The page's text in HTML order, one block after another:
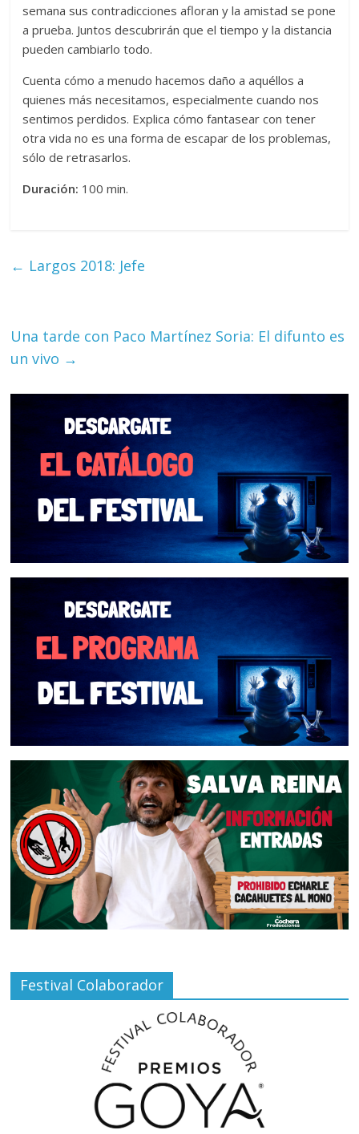
semana sus contradicciones afloran y la amistad se pone
a prueba. Juntos descubrirán que el tiempo y la distancia
pueden cambiarlo todo.
Cuenta cómo a menudo hacemos daño a aquéllos a
quienes más necesitamos, especialmente cuando nos
sentimos perdidos. Explica cómo fantasear con tener
otra vida no es una forma de escapar de los problemas,
sólo de retrasarlos.
Duración: 100 min.
← Largos 2018: Jefe
Una tarde con Paco Martínez Soria: El difunto es
un vivo →
Festival Colaborador